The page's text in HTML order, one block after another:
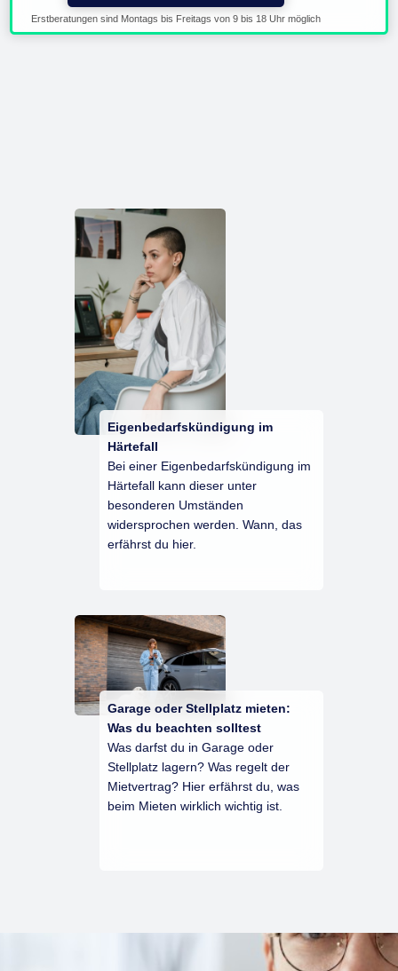
Erstberatungen sind Montags bis Freitags von 9 bis 18 Uhr möglich
Eigenbedarfskündigung im
Härtefall
Bei einer Eigenbedarfskündigung im
Härtefall kann dieser unter
besonderen Umständen
widersprochen werden. Wann, das
erfährst du hier.
Garage oder Stellplatz mieten:
Was du beachten solltest
Was darfst du in Garage oder
Stellplatz lagern? Was regelt der
Mietvertrag? Hier erfährst du, was
beim Mieten wirklich wichtig ist.